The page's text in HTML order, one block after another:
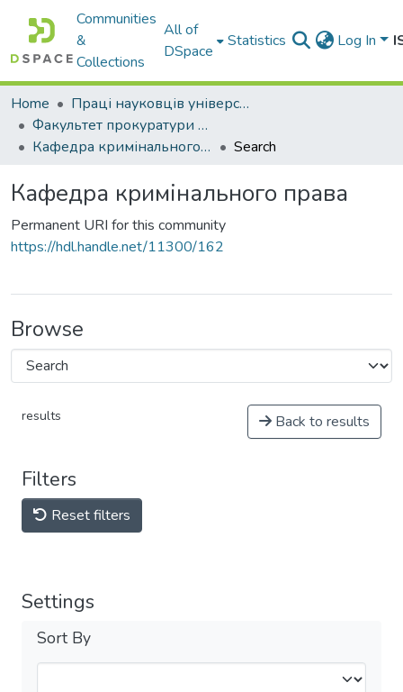
Communities
&
Collections
All of
DSpace
Statistics Log In
Home
Праці науковців університету
Факультет прокуратури та слідства (кримінальної юстиції)
Кафедра кримінального права
Search
Кафедра кримінального права
Permanent URI for this community
https://hdl.handle.net/11300/162
Browse
results Back to results
Filters
Reset filters
Settings
Sort By